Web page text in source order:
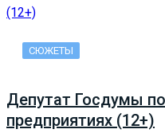
СЮЖЕТЫ
Депутат Госдумы
предприятиях (12+)